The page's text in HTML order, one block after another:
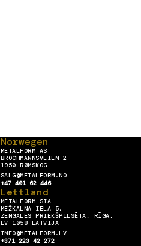
Norwegen
METALFORM AS
BROCHMANNSVEIEN 2
1950 RØMSKOG
SALG@METALFORM.NO
+47 401 62 446
Lettland
METALFORM SIA
MEŽKALNA IELA 5,
ZEMGALES PRIEKŠPILSĒTA, RĪGA,
LV-1058 LATVIJA
INFO@METALFORM.LV
+371 223 42 272